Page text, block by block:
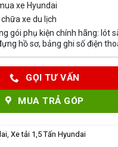
xe Hyundai
xe du lịch
gói phụ kiện chính hãng: lót
hồ sơ, bảng ghi số điện
GỌI TƯ VẤN
MUA TRẢ GÓP
, Xe tải 1,5 Tấn Hyundai